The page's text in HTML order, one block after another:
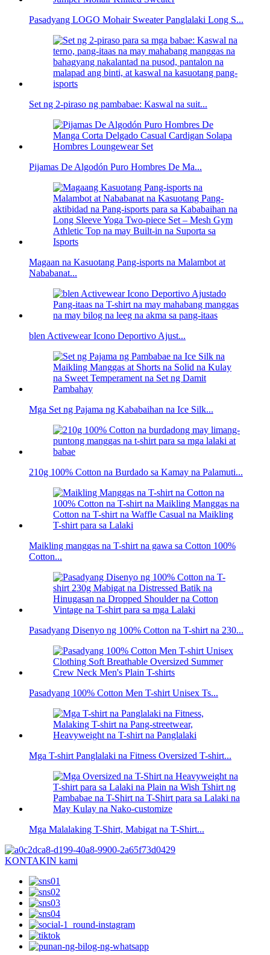
Pasadyang LOGO Mohair Sweater Panglalaki Long S...
Set ng 2-piraso ng pambabae: Kaswal na suit...
Pijamas De Algodón Puro Hombres De Ma...
Magaan na Kasuotang Pang-isports na Malambot at
Nababanat...
blen Activewear Icono Deportivo Ajust...
Mga Set ng Pajama ng Kababaihan na Ice Silk...
210g 100% Cotton na Burdado sa Kamay na Palamuti...
Maikling manggas na T-shirt na gawa sa Cotton 100%
Cotton...
Pasadyang Disenyo ng 100% Cotton na T-shirt na 230...
Pasadyang 100% Cotton Men T-shirt Unisex Ts...
Mga T-shirt Panglalaki na Fitness Oversized T-shirt...
Mga Malalaking T-Shirt, Mabigat na T-Shirt...
KONTAKIN kami